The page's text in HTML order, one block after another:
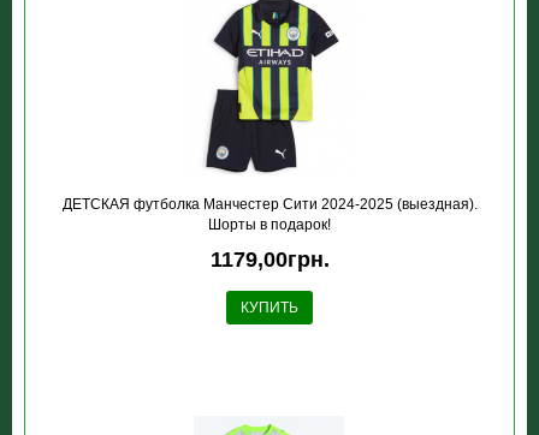
ДЕТСКАЯ футболка Манчестер Сити 2024-2025 (выездная).
Шорты в подарок!
1179,00грн.
КУПИТЬ